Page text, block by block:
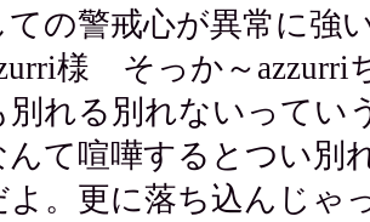
ての警戒心が異常に強
様 そっか～azzurri
別れる別れないってい
んて喧嘩するとつい別
よ。更に落ち込んじゃ